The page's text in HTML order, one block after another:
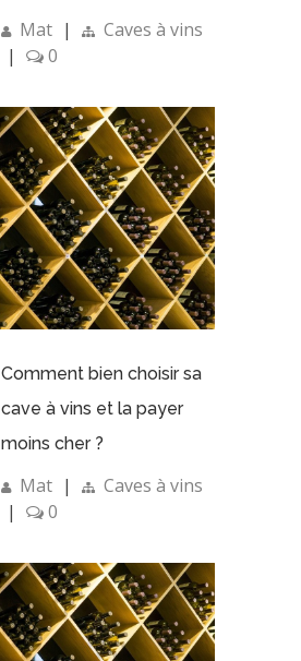
Mat |
Caves à vins
|
0
Comment bien choisir sa
cave à vins et la payer
moins cher ?
Mat |
Caves à vins
|
0